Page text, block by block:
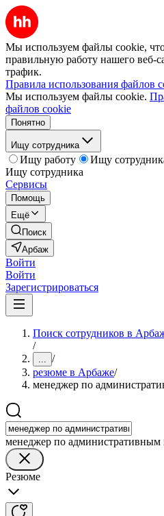
Мы используем файлы cookie,
правильную работу нашего веб-
трафик.
Правила использования файлов
Мы используем файлы cookie.
файлов cookie
Понятно
Ищу сотрудника
Ищу работу
Ищу
Ищу сотрудника
Сервисы
Помощь
Ещё
Поиск
Арбаж
Войти
Войти
Зарегистрироваться
Поиск сотрудников в
/
... /
резюме в Арбаже/
менеджер по
менеджер по административным
Резюме